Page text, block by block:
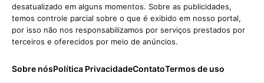
desatualizado em alguns momentos. Sobre as publicidades,
temos controle parcial sobre o que é exibido em nosso portal,
por isso não nos responsabilizamos por serviços prestados por
terceiros e oferecidos por meio de anúncios.
Sobre nósPolítica PrivacidadeContatoTermos de uso